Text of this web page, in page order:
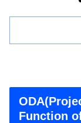
Function